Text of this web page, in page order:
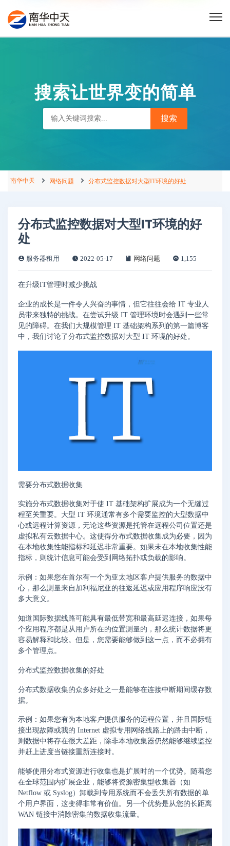
搜索让世界变的简单
南华中天 网络问题 分布式监控数据对大型IT环境的好处
分布式监控数据对大型IT环境的好
处
服务器租用 2022-05-17 网络问题 1,155
在升级IT管理时减少挑战
企业的成长是一件令人兴奋的事情，但它往往会给 IT 专业人
员带来独特的挑战。在尝试升级 IT 管理环境时会遇到一些常
见的障碍。在我们大规模管理 IT 基础架构系列的第一篇博客
中，我们讨论了分布式监控数据对大型 IT 环境的好处。
需要分布式数据收集
实施分布式数据收集对于使 IT 基础架构扩展成为一个无缝过
程至关重要。大型 IT 环境通常有多个需要监控的大型数据中
心或远程计算资源，无论这些资源是托管在远程公司位置还是
虚拟私有云数据中心。这使得分布式数据收集成为必要，因为
在本地收集性能指标和延迟非常重要。如果未在本地收集性能
指标，则统计信息可能会受到网络拓扑或负载的影响。
示例：如果您在首尔有一个为亚太地区客户提供服务的数据中
心，那么测量来自加利福尼亚的往返延迟或应用程序响应没有
多大意义。
知道国际数据线路可能具有最低带宽和最高延迟连接，如果每
个应用程序都是从用户所在的位置测量的，那么统计数据将更
容易解释和比较。但是，您需要能够做到这一点，而不必拥有
多个管理点。
分布式监控数据收集的好处
分布式数据收集的众多好处之一是能够在连接中断期间缓存数
据。
示例：如果您有为本地客户提供服务的远程位置，并且国际链
接出现故障或我的 Internet 虚拟专用网络线路上的路由中断，
则数据中将存在很大差距，除非本地收集器仍然能够继续监控
并赶上进度当链接重新连接时。
能够使用分布式资源进行收集也是扩展时的一个优势。随着您
在全球范围内扩展企业，能够将资源密集型收集器（如
Netflow 或 Syslog）卸载到专用系统而不会丢失所有数据的单
个用户界面，这变得非常有价值。另一个优势是从您的长距离
WAN 链接中消除密集的数据收集流量。